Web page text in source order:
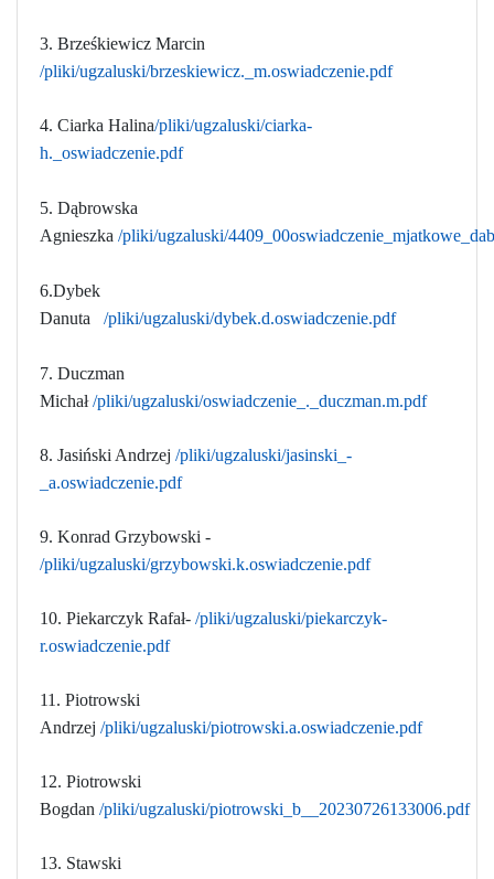
3. Brześkiewicz Marcin
/pliki/ugzaluski/brzeskiewicz._m.oswiadczenie.pdf
4. Ciarka Halina/pliki/ugzaluski/ciarka-
h._oswiadczenie.pdf
5. Dąbrowska
Agnieszka /pliki/ugzaluski/
6.Dybek
Danuta /pliki/ugzaluski/dybek.d.oswiadczenie.pdf
7. Duczman
Michał/pliki/ugzaluski/oswiadczenie_._duczman.m.pdf
8. Jasiński Andrzej /pliki/ugzaluski/jasinski_-
_a.oswiadczenie.pdf
9. Konrad Grzybowski -
/pliki/ugzaluski/grzybowski.k.oswiadczenie.pdf
10. Piekarczyk Rafał- /pliki/ugzaluski/piekarczyk-
r.oswiadczenie.pdf
11. Piotrowski
Andrzej /pliki/ugzaluski/piotrowski.a.oswiadczenie.pdf
12. Piotrowski
Bogdan /pliki/ugzaluski/piotrowski_b__20230726133006.pdf
13. Stawski